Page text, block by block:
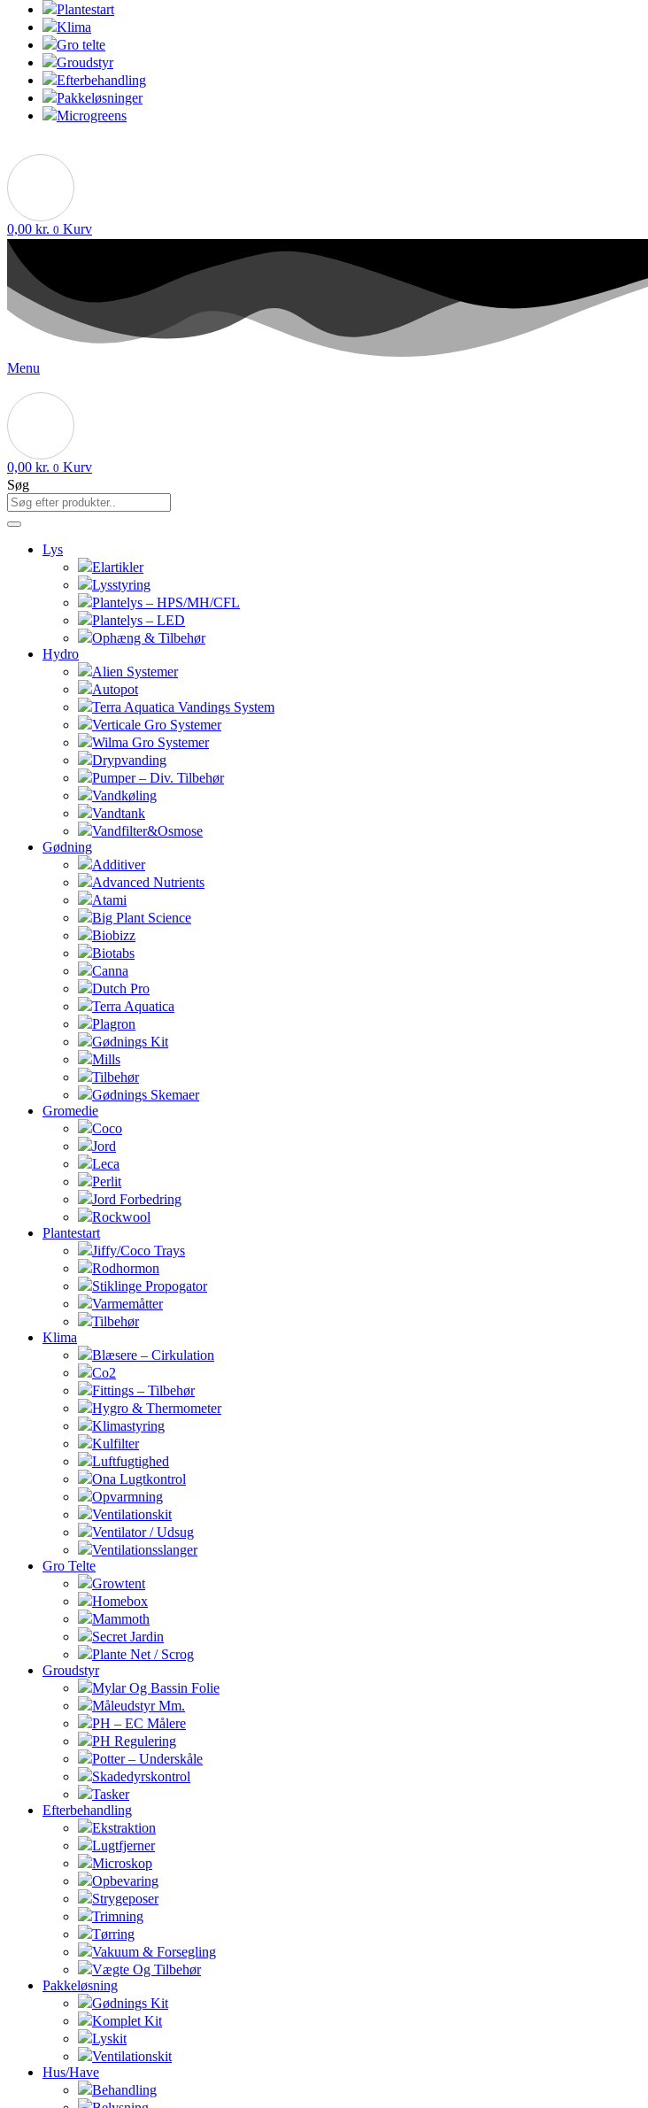
Plantestart
Klima
Gro telte
Groudstyr
Efterbehandling
Pakkeløsninger
Microgreens
0,00 kr. 0 Kurv
Menu
0,00 kr. 0 Kurv
Søg
Lys
Elartikler
Lysstyring
Plantelys – HPS/MH/CFL
Plantelys – LED
Ophæng & Tilbehør
Hydro
Alien Systemer
Autopot
Terra Aquatica Vandings System
Verticale Gro Systemer
Wilma Gro Systemer
Drypvanding
Pumper – Div. Tilbehør
Vandkøling
Vandtank
Vandfilter&Osmose
Gødning
Additiver
Advanced Nutrients
Atami
Big Plant Science
Biobizz
Biotabs
Canna
Dutch Pro
Terra Aquatica
Plagron
Gødnings Kit
Mills
Tilbehør
Gødnings Skemaer
Gromedie
Coco
Jord
Leca
Perlit
Jord Forbedring
Rockwool
Plantestart
Jiffy/Coco Trays
Rodhormon
Stiklinge Propogator
Varmemåtter
Tilbehør
Klima
Blæsere – Cirkulation
Co2
Fittings – Tilbehør
Hygro & Thermometer
Klimastyring
Kulfilter
Luftfugtighed
Ona Lugtkontrol
Opvarmning
Ventilationskit
Ventilator / Udsug
Ventilationsslanger
Gro Telte
Growtent
Homebox
Mammoth
Secret Jardin
Plante Net / Scrog
Groudstyr
Mylar Og Bassin Folie
Måleudstyr Mm.
PH – EC Målere
PH Regulering
Potter – Underskåle
Skadedyrskontrol
Tasker
Efterbehandling
Ekstraktion
Lugtfjerner
Microskop
Opbevaring
Strygeposer
Trimning
Tørring
Vakuum & Forsegling
Vægte Og Tilbehør
Pakkeløsning
Gødnings Kit
Komplet Kit
Lyskit
Ventilationskit
Hus/Have
Behandling